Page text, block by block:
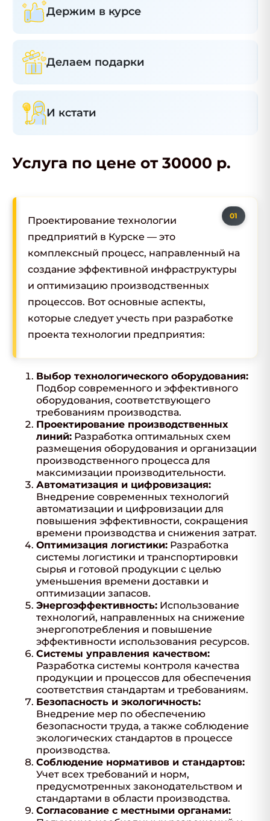
Держим в курсе
Делаем подарки
И кстати
Услуга по цене от 30000 р.
Проектирование технологии
предприятий в Курске — это
комплексный процесс, направленный на
создание эффективной инфраструктуры
и оптимизацию производственных
процессов. Вот основные аспекты,
которые следует учесть при разработке
проекта технологии предприятия:
Выбор технологического оборудования:
Подбор современного и эффективного
оборудования, соответствующего
требованиям производства.
Проектирование производственных
линий: Разработка оптимальных схем
размещения оборудования и организации
производственного процесса для
максимизации производительности.
Автоматизация и цифровизация:
Внедрение современных технологий
автоматизации и цифровизации для
повышения эффективности, сокращения
времени производства и снижения затрат.
Оптимизация логистики: Разработка
системы логистики и транспортировки
сырья и готовой продукции с целью
уменьшения времени доставки и
оптимизации запасов.
Энергоэффективность: Использование
технологий, направленных на снижение
энергопотребления и повышение
эффективности использования ресурсов.
Системы управления качеством:
Разработка системы контроля качества
продукции и процессов для обеспечения
соответствия стандартам и требованиям.
Безопасность и экологичность:
Внедрение мер по обеспечению
безопасности труда, а также соблюдение
экологических стандартов в процессе
производства.
Соблюдение нормативов и стандартов:
Учет всех требований и норм,
предусмотренных законодательством и
стандартами в области производства.
Согласование с местными органами: